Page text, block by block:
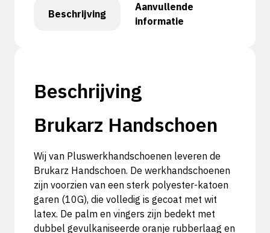
Beschrijving
Aanvullende
informatie
Beschrijving
Brukarz Handschoen
Wij van Pluswerkhandschoenen leveren de
Brukarz Handschoen. De werkhandschoenen
zijn voorzien van een sterk polyester-katoen
garen (10G), die volledig is gecoat met wit
latex. De palm en vingers zijn bedekt met
dubbel gevulkaniseerde oranje rubberlaag en